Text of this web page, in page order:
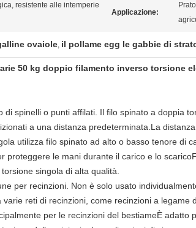
resistente alle intemperie
Applicazione:
ovaiole, il pollame egg le gabbie di
50 kg doppio filamento inverso torsione
di spinelli o punti affilati. Il filo spinato a doppia
a una distanza predeterminata.La
utilizza filo spinato ad alto o basso tenore di
proteggere le mani durante il carico e lo
singola di alta qualità.
per recinzioni. Non è solo usato
reti di recinzioni, come recinzioni a legame
per le recinzioni del bestiameÈ adatto